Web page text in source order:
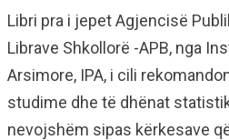
Libri pra i jepet Agjencisë
Librave Shkollorë -APB, nga
Arsimore, IPA, i cili
studime dhe të dhënat
nevojshëm sipas kërkesave